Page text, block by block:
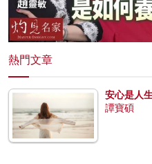
熱門文章
安心是人
譚寶碩